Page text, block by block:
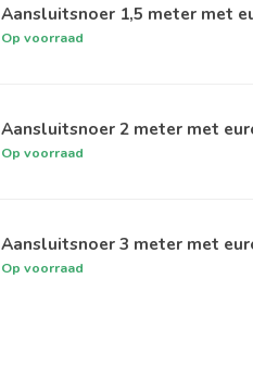
Aansluitsnoer 1,5 meter met
Op voorraad
Aansluitsnoer 2 meter met
Op voorraad
Aansluitsnoer 3 meter met
Op voorraad